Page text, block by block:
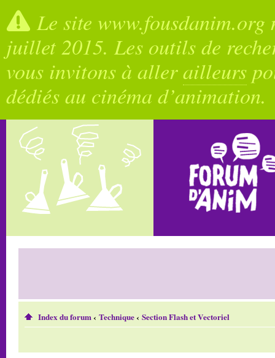
Le site
juillet 2015. Les outils de
vous invitons à allerailleurs
dédiés au cinéma d’animation.
Index du forum‹ Technique‹ Section Flash et Vectoriel